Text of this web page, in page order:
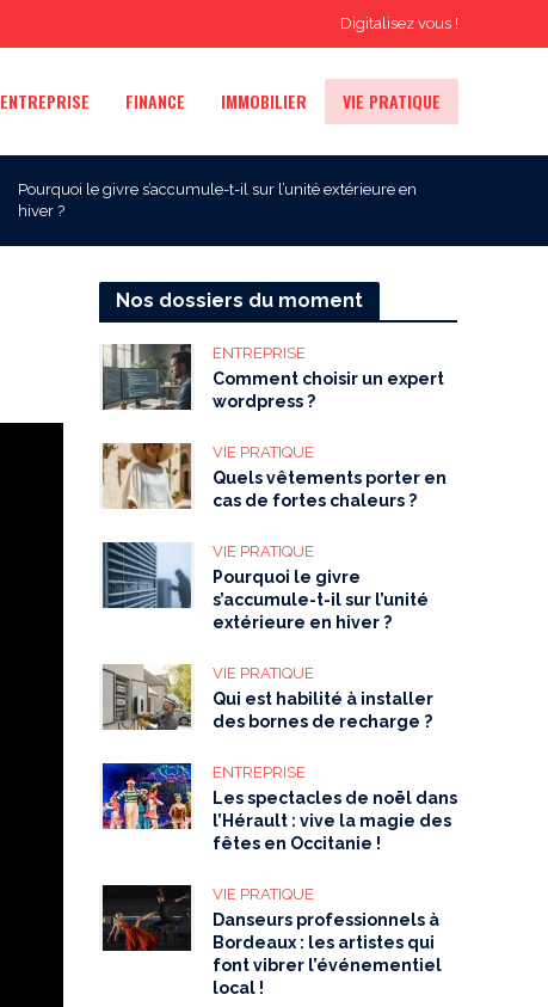
Digitalisez vous !
ENTREPRISE FINANCE IMMOBILIER VIE PRATIQUE
Pourquoi le givre s’accumule-t-il sur l’unité extérieure en
hiver ?
Nos dossiers du moment
ENTREPRISE
Comment choisir un expert
wordpress ?
VIE PRATIQUE
Quels vêtements porter en
cas de fortes chaleurs ?
VIE PRATIQUE
Pourquoi le givre
s’accumule-t-il sur l’unité
extérieure en hiver ?
VIE PRATIQUE
Qui est habilité à installer
des bornes de recharge ?
ENTREPRISE
Les spectacles de noël dans
l’Hérault : vive la magie des
fêtes en Occitanie !
VIE PRATIQUE
Danseurs professionnels à
Bordeaux : les artistes qui
font vibrer l’événementiel
local !